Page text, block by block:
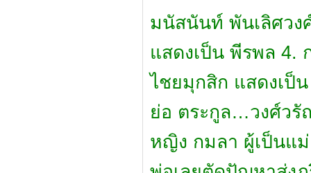
มนัสนันท์ พันเลิศวง
แสดงเป็น พีรพล 4.
ไชยมุกสิก แสดงเป็
ย่อ ตระกูล…วงศ์ว
หญิง กมลา ผู้เป็นแ